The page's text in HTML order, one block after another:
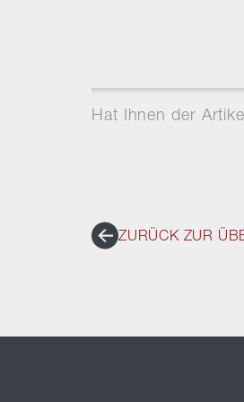
Hat Ihnen der
ZURÜCK ZUR